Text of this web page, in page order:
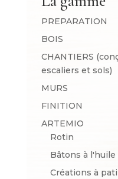
PREPARATION
BOIS
CHANTIERS
escaliers et sols)
MURS
FINITION
ARTEMIO
Rotin
Bâtons à l'huile
Créations à